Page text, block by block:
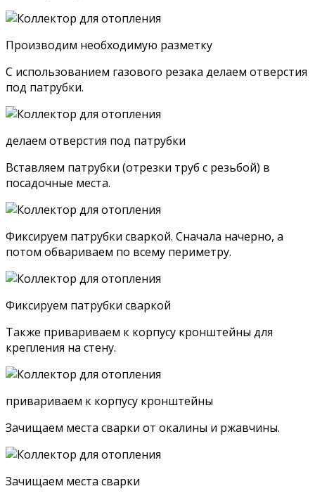
Производим необходимую разметку
С использованием газового резака делаем отверстия
под патрубки.
делаем отверстия под патрубки
Вставляем патрубки (отрезки труб с резьбой) в
посадочные места.
Фиксируем патрубки сваркой. Сначала начерно, а
потом обвариваем по всему периметру.
Фиксируем патрубки сваркой
Также привариваем к корпусу кронштейны для
крепления на стену.
привариваем к корпусу кронштейны
Зачищаем места сварки от окалины и ржавчины.
Зачищаем места сварки